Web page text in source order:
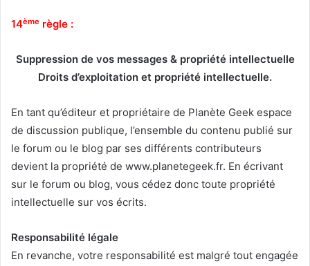
14ème règle :
Suppression de vos messages & propriété intellectuelle
Droits d’exploitation et propriété intellectuelle.
En tant qu’éditeur et propriétaire de Planète Geek espace
de discussion publique, l’ensemble du contenu publié sur
le forum ou le blog par ses différents contributeurs
devient la propriété de www.planetegeek.fr. En écrivant
sur le forum ou blog, vous cédez donc toute propriété
intellectuelle sur vos écrits.
Responsabilité légale
En revanche, votre responsabilité est malgré tout engagée